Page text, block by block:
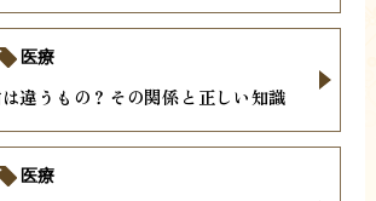
違うもの？その関係と正しい知識
医療
医療